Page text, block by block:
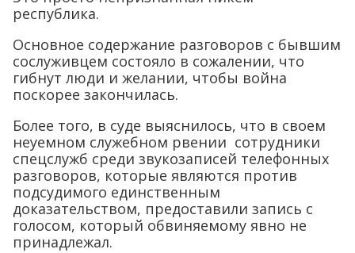
республика.
Основное содержание разговоров с бывшим
сослуживцем состояло в сожалении, что
гибнут люди и желании, чтобы война
поскорее закончилась.
Более того, в суде выяснилось, что в своем
неуемном служебном рвении сотрудники
спецслужб среди звукозаписей телефонных
разговоров, которые являются против
подсудимого единственным
доказательством, предоставили запись с
голосом, который обвиняемому явно не
принадлежал.